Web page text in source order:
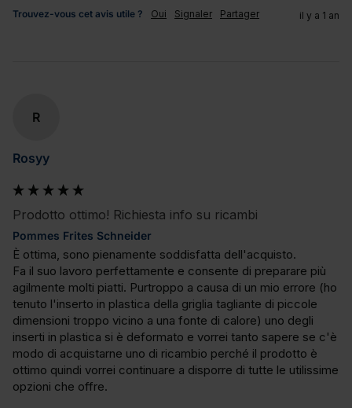
Trouvez-vous cet avis utile ? Oui Signaler Partager il y a 1 an
R
Rosyy
Prodotto ottimo! Richiesta info su ricambi
Pommes Frites Schneider
È ottima, sono pienamente soddisfatta dell'acquisto.
Fa il suo lavoro perfettamente e consente di preparare più
agilmente molti piatti. Purtroppo a causa di un mio errore (ho
tenuto l'inserto in plastica della griglia tagliante di piccole
dimensioni troppo vicino a una fonte di calore) uno degli
inserti in plastica si è deformato e vorrei tanto sapere se c'è
modo di acquistarne uno di ricambio perché il prodotto è
ottimo quindi vorrei continuare a disporre di tutte le utilissime
opzioni che offre.